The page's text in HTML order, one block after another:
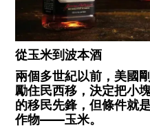
從玉米到波本酒
兩個多世紀以前，美國
勵住民西移，決定把小
的移民先鋒，但條件就
作物——玉米。